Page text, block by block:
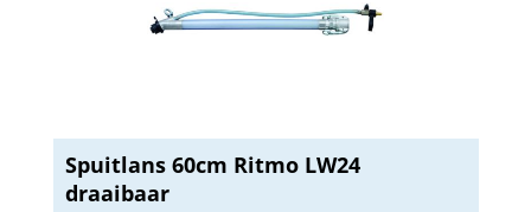
Spuitlans 60cm Ritmo LW24
draaibaar